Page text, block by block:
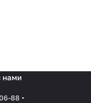
нами
88